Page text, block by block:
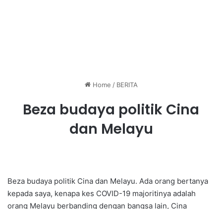
Home / BERITA
Beza budaya politik Cina
dan Melayu
Beza budaya politik Cina dan Melayu. Ada orang bertanya
kepada saya, kenapa kes COVID-19 majoritinya adalah
orang Melayu berbanding dengan bangsa lain, Cina